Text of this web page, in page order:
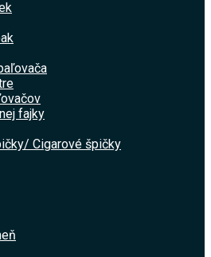
fajky
Cigarové špičky